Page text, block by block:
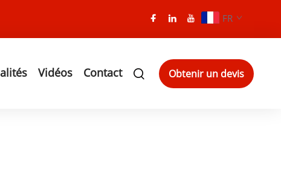
FR
Vidéos Contact Obtenir un devis